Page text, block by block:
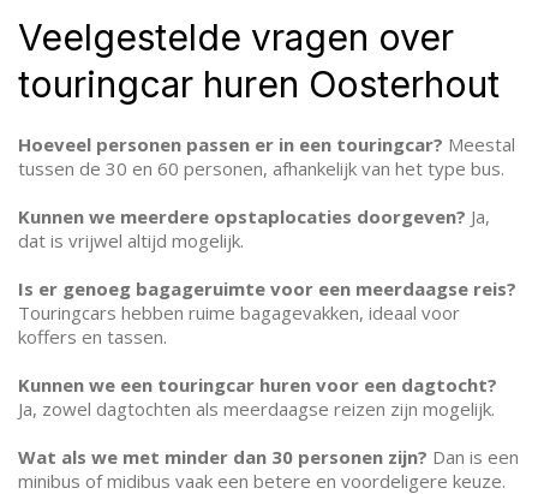
Veelgestelde vragen over
touringcar huren Oosterhout
Hoeveel personen passen er in een touringcar? Meestal
tussen de 30 en 60 personen, afhankelijk van het type bus.
Kunnen we meerdere opstaplocaties doorgeven? Ja,
dat is vrijwel altijd mogelijk.
Is er genoeg bagageruimte voor een meerdaagse reis?
Touringcars hebben ruime bagagevakken, ideaal voor
koffers en tassen.
Kunnen we een touringcar huren voor een dagtocht?
Ja, zowel dagtochten als meerdaagse reizen zijn mogelijk.
Wat als we met minder dan 30 personen zijn? Dan is een
minibus of midibus vaak een betere en voordeligere keuze.